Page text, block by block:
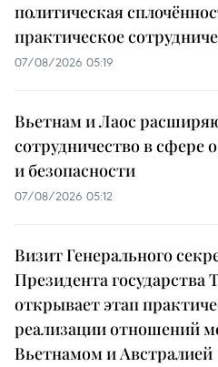
политическая
практическое
07/08/2026 05:19
Вьетнам и Лаос
сотрудничество в сфере
и безопасности
07/08/2026 05:12
Визит Генерального
Президента государства
открывает этап
реализации отношений
Вьетнамом и Австралией